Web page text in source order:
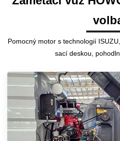
Pomocný motor s technologií
sací deskou,